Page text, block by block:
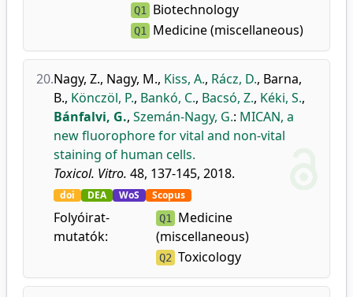
Q1 Biotechnology
Q1 Medicine (miscellaneous)
20.Nagy, Z., Nagy, M., Kiss, A., Rácz, D., Barna,
B., Könczöl, P., Bankó, C., Bacsó, Z., Kéki, S.,
Bánfalvi, G., Szemán-Nagy, G.: MICAN, a
new fluorophore for vital and non-vital
staining of human cells.
Toxicol. Vitro. 48, 137-145, 2018.
doi DEA WoS Scopus
Folyóirat-
mutatók:
Q1
Medicine
(miscellaneous)
Q2 Toxicology